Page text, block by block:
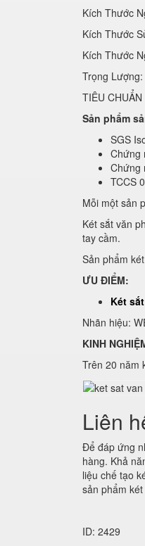
Kích Thước
Kích Thước
Kích Thước
Trọng
TIÊU CHUẨN
Sản phẩm
SGS
Chứng
Chứng
TCCS
Mỗi một sản
Két sắt văn
tay cầm.
Sản phẩm
ƯU ĐIỂM:
Két
Nhãn hiệu:
KINH
Trên 20 năm
Liên
Để đáp ứng
hàng. Khả
liệu chế tạo
sản phẩm
ID: 2429